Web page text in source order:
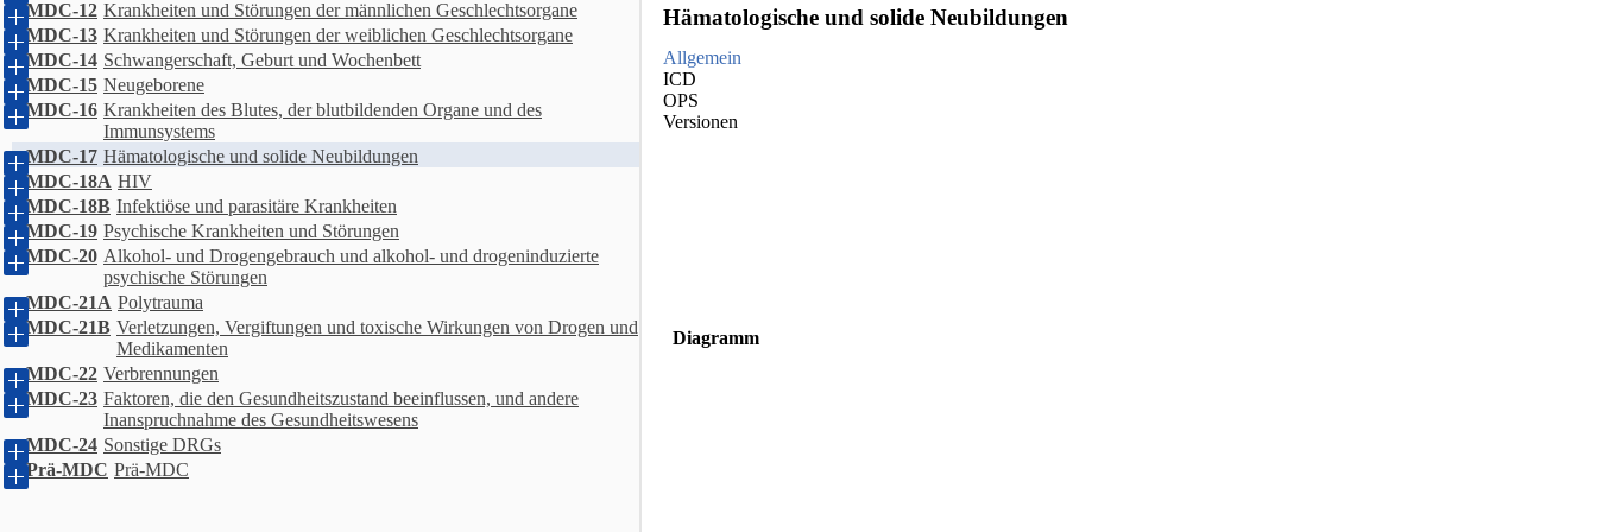
MDC-12 Krankheiten und Störungen der männlichen Geschlechtsorgane
MDC-13 Krankheiten und Störungen der weiblichen Geschlechtsorgane
MDC-14 Schwangerschaft, Geburt und Wochenbett
MDC-15 Neugeborene
MDC-16 Krankheiten des Blutes, der blutbildenden Organe und des
Immunsystems
MDC-17 Hämatologische und solide Neubildungen
MDC-18A HIV
MDC-18B Infektiöse und parasitäre Krankheiten
MDC-19 Psychische Krankheiten und Störungen
MDC-20 Alkohol- und Drogengebrauch und alkohol- und drogeninduzierte
psychische Störungen
MDC-21A Polytrauma
MDC-21B Verletzungen, Vergiftungen und toxische Wirkungen von Drogen und
Medikamenten
MDC-22 Verbrennungen
MDC-23 Faktoren, die den Gesundheitszustand beeinflussen, und andere
Inanspruchnahme des Gesundheitswesens
MDC-24 Sonstige DRGs
Prä-MDC Prä-MDC
Hämatologische und solide Neubildungen
Allgemein
ICD
OPS
Versionen
Diagramm